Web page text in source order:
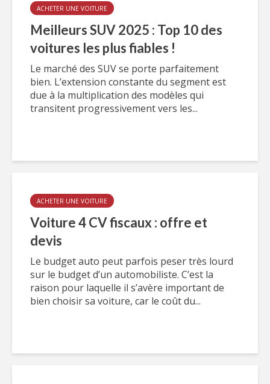
ACHETER UNE VOITURE
Meilleurs SUV 2025 : Top 10 des
voitures les plus fiables !
Le marché des SUV se porte parfaitement
bien. L’extension constante du segment est
due à la multiplication des modèles qui
transitent progressivement vers les...
ACHETER UNE VOITURE
Voiture 4 CV fiscaux : offre et
devis
Le budget auto peut parfois peser très lourd
sur le budget d’un automobiliste. C’est la
raison pour laquelle il s’avère important de
bien choisir sa voiture, car le coût du...